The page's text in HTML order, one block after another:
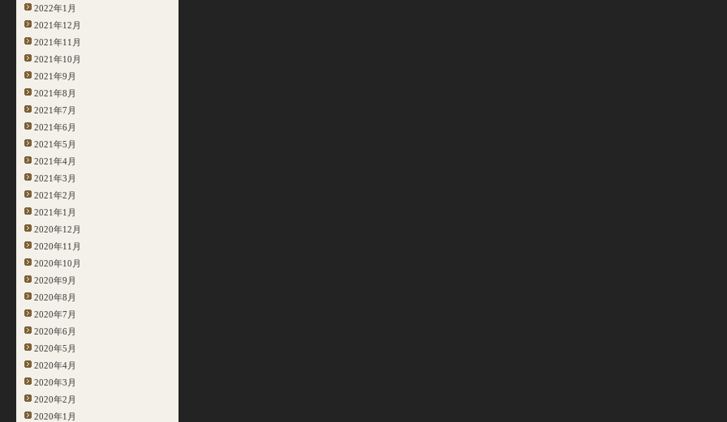
2022年1月
2021年12月
2021年11月
2021年10月
2021年9月
2021年8月
2021年7月
2021年6月
2021年5月
2021年4月
2021年3月
2021年2月
2021年1月
2020年12月
2020年11月
2020年10月
2020年9月
2020年8月
2020年7月
2020年6月
2020年5月
2020年4月
2020年3月
2020年2月
2020年1月